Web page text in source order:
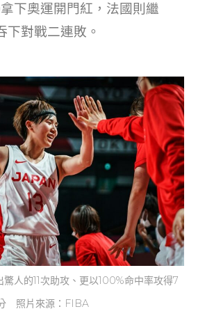
下奧運開門紅，法國則繼
下對戰二連敗。
人的11次助攻、更以100%命中率攻得7
照片來源：FIBA